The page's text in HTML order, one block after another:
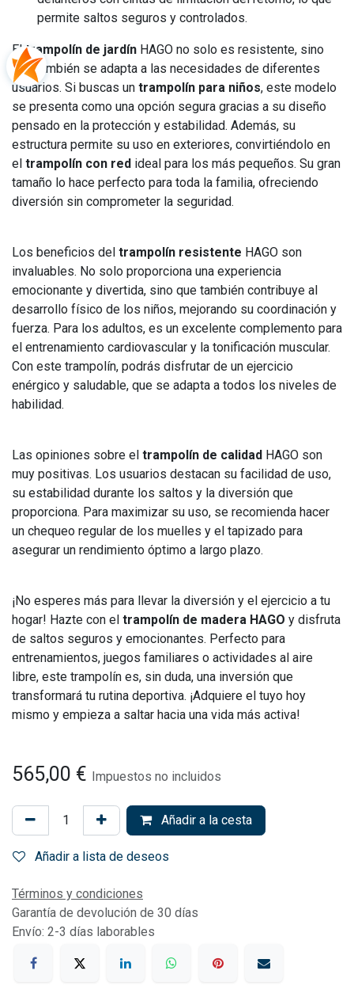
permite saltos seguros y controlados.
Eltrampolín de jardín HAGO no solo es resistente, sino
que también se adapta a las necesidades de diferentes
usuarios. Si buscas un trampolín para niños, este modelo
se presenta como una opción segura gracias a su diseño
pensado en la protección y estabilidad. Además, su
estructura permite su uso en exteriores, convirtiéndolo en
el trampolín con red ideal para los más pequeños. Su gran
tamaño lo hace perfecto para toda la familia, ofreciendo
diversión sin comprometer la seguridad.
Los beneficios del trampolín resistente HAGO son
invaluables. No solo proporciona una experiencia
emocionante y divertida, sino que también contribuye al
desarrollo físico de los niños, mejorando su coordinación y
fuerza. Para los adultos, es un excelente complemento para
el entrenamiento cardiovascular y la tonificación muscular.
Con este trampolín, podrás disfrutar de un ejercicio
enérgico y saludable, que se adapta a todos los niveles de
habilidad.
Las opiniones sobre el trampolín de calidad HAGO son
muy positivas. Los usuarios destacan su facilidad de uso,
su estabilidad durante los saltos y la diversión que
proporciona. Para maximizar su uso, se recomienda hacer
un chequeo regular de los muelles y el tapizado para
asegurar un rendimiento óptimo a largo plazo.
¡No esperes más para llevar la diversión y el ejercicio a tu
hogar! Hazte con el trampolín de madera HAGO y disfruta
de saltos seguros y emocionantes. Perfecto para
entrenamientos, juegos familiares o actividades al aire
libre, este trampolín es, sin duda, una inversión que
transformará tu rutina deportiva. ¡Adquiere el tuyo hoy
mismo y empieza a saltar hacia una vida más activa!
565,00 € Impuestos no incluidos
Añadir a la cesta
Añadir a lista de deseos
Términos y condiciones
Garantía de devolución de 30 días
Envío: 2-3 días laborables